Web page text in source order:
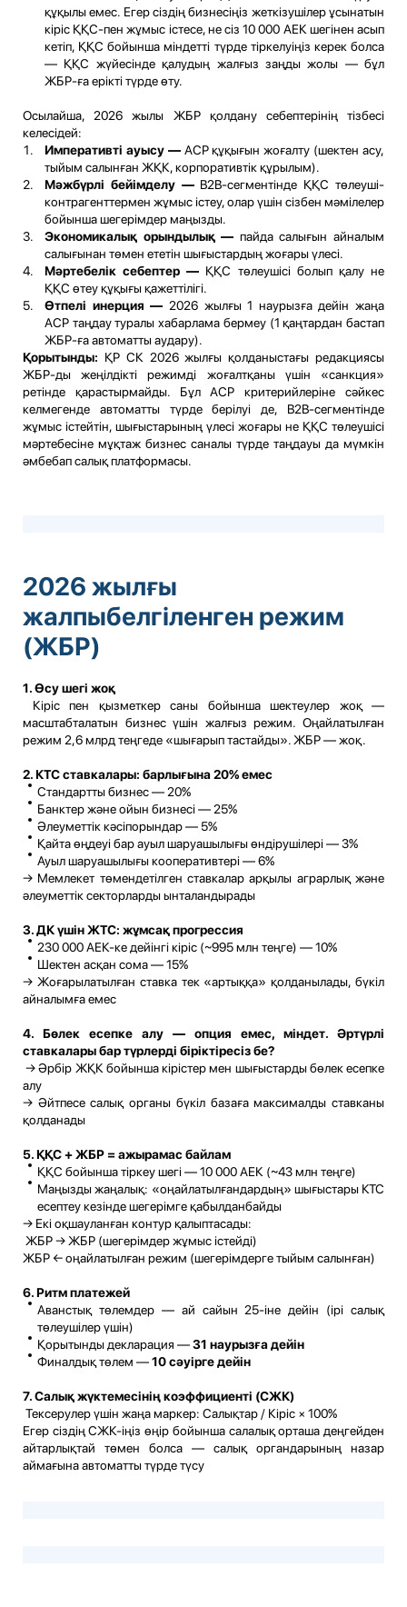
құқылы емес. Егер сіздің бизнесіңіз жеткізушілер ұсынатын
кіріс ҚҚС-пен жұмыс істесе, не сіз 10 000 АЕК шегінен асып
кетіп, ҚҚС бойынша міндетті түрде тіркелуіңіз керек болса
— ҚҚС жүйесінде қалудың жалғыз заңды жолы — бұл
ЖБР-ға ерікті түрде өту.
Осылайша, 2026 жылы ЖБР қолдану себептерінің тізбесі
келесідей:
Императивті ауысу — АСР құқығын жоғалту (шектен асу,
тыйым салынған ЖҚК, корпоративтік құрылым).
Мәжбүрлі бейімделу — B2B-сегментінде ҚҚС төлеуші-
контрагенттермен жұмыс істеу, олар үшін сізбен мәмілелер
бойынша шегерімдер маңызды.
Экономикалық орындылық — пайда салығын айналым
салығынан төмен ететін шығыстардың жоғары үлесі.
Мәртебелік себептер — ҚҚС төлеушісі болып қалу не
ҚҚС өтеу құқығы қажеттілігі.
Өтпелі инерция — 2026 жылғы 1 наурызға дейін жаңа
АСР таңдау туралы хабарлама бермеу (1 қаңтардан бастап
ЖБР-ға автоматты аудару).
Қорытынды: ҚР СК 2026 жылғы қолданыстағы редакциясы
ЖБР-ды жеңілдікті режимді жоғалтқаны үшін «санкция»
ретінде қарастырмайды. Бұл АСР критерийлеріне сәйкес
келмегенде автоматты түрде берілуі де, B2B-сегментінде
жұмыс істейтін, шығыстарының үлесі жоғары не ҚҚС төлеушісі
мәртебесіне мұқтаж бизнес саналы түрде таңдауы да мүмкін
әмбебап салық платформасы.
2026 жылғы
жалпыбелгіленген режим
(ЖБР)
1. Өсу шегі жоқ
Кіріс пен қызметкер саны бойынша шектеулер жоқ —
масштабталатын бизнес үшін жалғыз режим. Оңайлатылған
режим 2,6 млрд теңгеде «шығарып тастайды». ЖБР — жоқ.
2. КТС ставкалары: барлығына 20% емес
Стандартты бизнес — 20%
Банктер және ойын бизнесі — 25%
Әлеуметтік кәсіпорындар — 5%
Қайта өңдеуі бар ауыл шаруашылығы өндірушілері — 3%
Ауыл шаруашылығы кооперативтері — 6%
→ Мемлекет төмендетілген ставкалар арқылы аграрлық және
әлеуметтік секторларды ынталандырады
3. ДК үшін ЖТС: жұмсақ прогрессия
230 000 АЕК-ке дейінгі кіріс (~995 млн теңге) — 10%
Шектен асқан сома — 15%
→ Жоғарылатылған ставка тек «артыққа» қолданылады, бүкіл
айналымға емес
4. Бөлек есепке алу — опция емес, міндет. Әртүрлі
ставкалары бар түрлерді біріктіресіз бе?
→ Әрбір ЖҚК бойынша кірістер мен шығыстарды бөлек есепке
алу
→ Әйтпесе салық органы бүкіл базаға максималды ставканы
қолданады
5. ҚҚС + ЖБР = ажырамас байлам
ҚҚС бойынша тіркеу шегі — 10 000 АЕК (~43 млн теңге)
Маңызды жаңалық: «оңайлатылғандардың» шығыстары КТС
есептеу кезінде шегерімге қабылданбайды
→ Екі оқшауланған контур қалыптасады:
ЖБР → ЖБР (шегерімдер жұмыс істейді)
ЖБР ← оңайлатылған режим (шегерімдерге тыйым салынған)
6. Ритм платежей
Аванстық төлемдер — ай сайын 25-іне дейін (ірі салық
төлеушілер үшін)
Қорытынды декларация —31 наурызға дейін
Финалдық төлем —10 сәуірге дейін
7. Салық жүктемесінің коэффициенті (СЖК)
Тексерулер үшін жаңа маркер: Салықтар / Кіріс × 100%
Егер сіздің СЖК-іңіз өңір бойынша салалық орташа деңгейден
айтарлықтай төмен болса — салық органдарының назар
аймағына автоматты түрде түсу